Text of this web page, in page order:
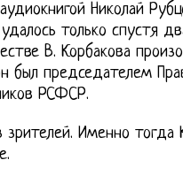
Николай
только спустя
В. Корбакова
был председателем
РСФСР.
Именно тогда